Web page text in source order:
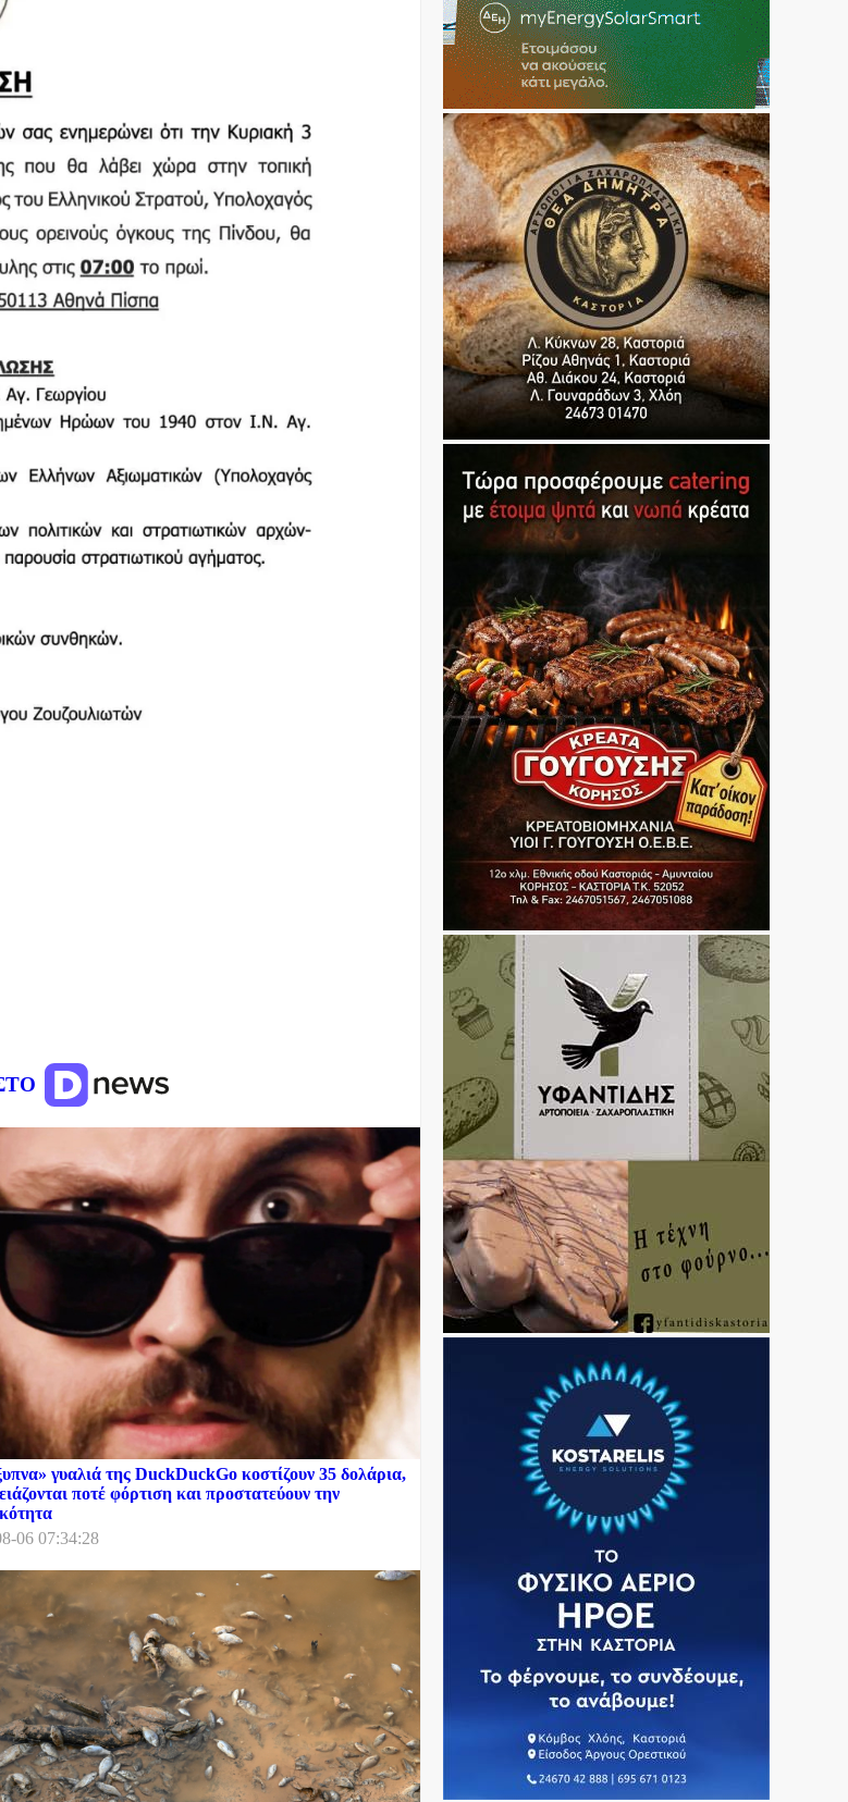
γυαλιά της DuckDuckGo κοστίζουν 35 δολάρια,
ποτέ φόρτιση και προστατεύουν την
06 07:34:28